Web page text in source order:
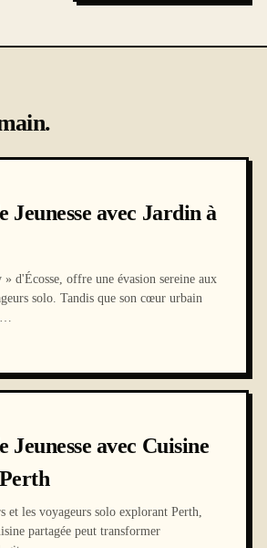
Jeunesse avec Jardin à
d'Écosse, offre une évasion sereine aux
solo. Tandis que son cœur urbain
…
Jeunesse avec Cuisine
et les voyageurs solo explorant Perth,
partagée peut transformer